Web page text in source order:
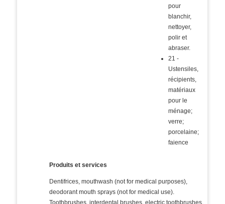
pour
blanchir,
nettoyer,
polir et
abraser.
21 -
Ustensiles,
récipients,
matériaux
pour le
ménage;
verre;
porcelaine;
faience
Produits et services
Dentifrices, mouthwash (not for medical purposes),
deodorant mouth sprays (not for medical use).
Toothbrushes, interdental brushes, electric toothbrushes,